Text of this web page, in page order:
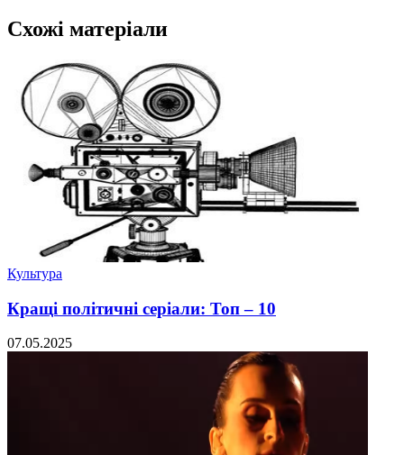
Схожі матеріали
Культура
Кращі політичні серіали: Топ – 10
07.05.2025